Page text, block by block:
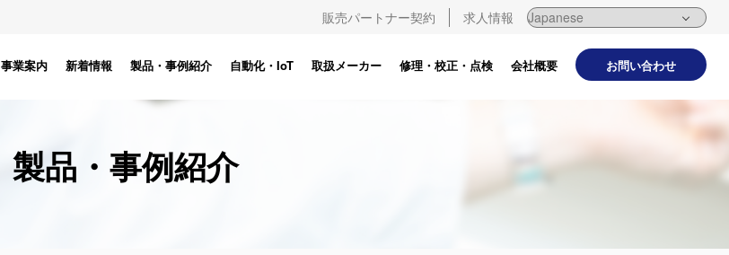
販売パートナー契約 求人情報
事業案内 新着情報 製品・事例紹介 自動化・IoT 取扱メーカー 修理・校正・点検 会社概要 お問い合わせ
製品・事例紹介